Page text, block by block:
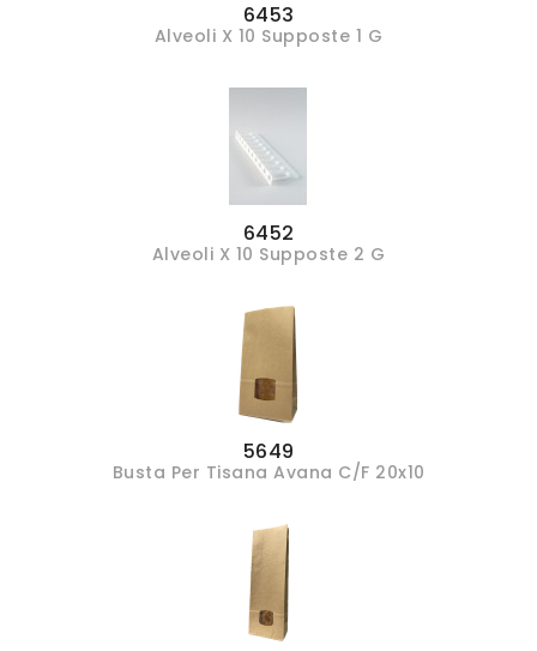
6453
Alveoli X 10 Supposte 1 G
6452
Alveoli X 10 Supposte 2 G
5649
Busta Per Tisana Avana C/f 20x10